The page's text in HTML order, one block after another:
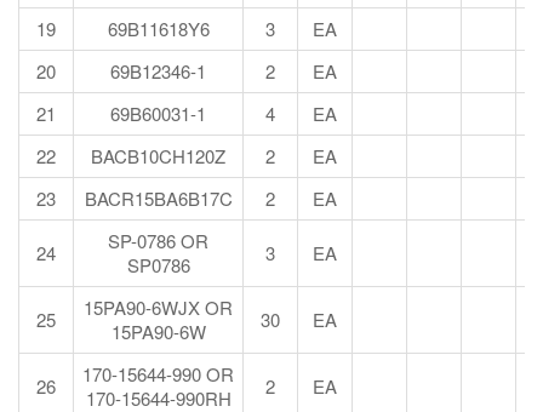
19
69B11618Y6 3
EA
20
69B12346-1 2
EA
21
69B60031-1 4
EA
22
BACB10CH120Z 2
EA
23
BACR15BA6B17C 2 EA
24
SP-0786 OR
SP0786
3 EA
25
15PA90-6WJX OR
15PA90-6W
30 EA
26
170-15644-990 OR
170-15644-990RH
2 EA